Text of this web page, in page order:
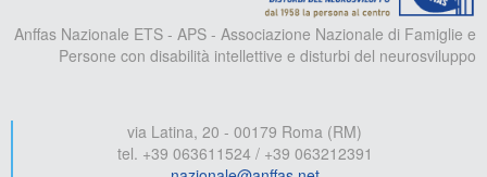
Anffas Nazionale ETS - APS - Associazione Nazionale di Famiglie e
Persone con disabilità intellettive e disturbi del neurosviluppo
via Latina, 20 - 00179 Roma (RM)
tel. +39 063611524 / +39 063212391